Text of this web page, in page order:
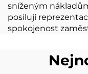
sníženým
posilují
spokojenost